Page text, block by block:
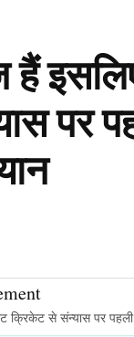
हैं
पर
क्रिकेट से संन्यास पर पहली